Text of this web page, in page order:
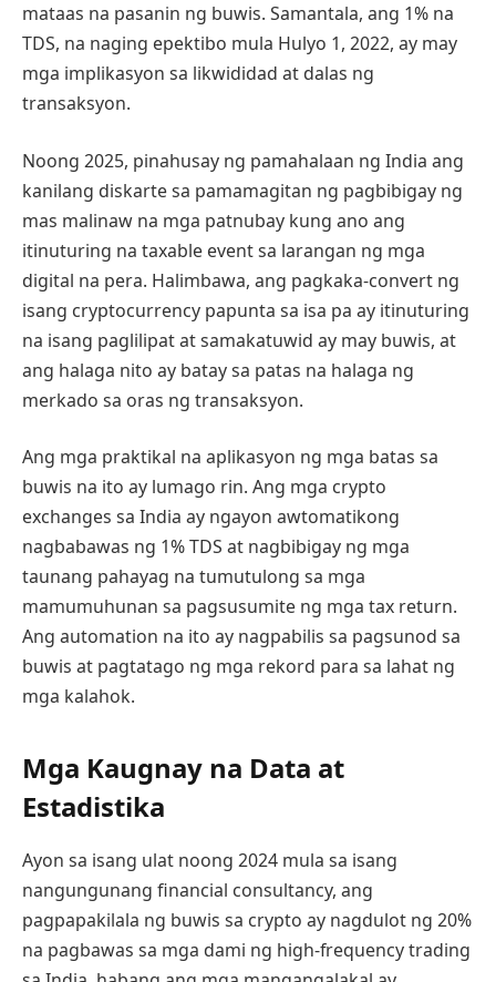
mataas na pasanin ng buwis. Samantala, ang 1% na
TDS, na naging epektibo mula Hulyo 1, 2022, ay may
mga implikasyon sa likwididad at dalas ng
transaksyon.
Noong 2025, pinahusay ng pamahalaan ng India ang
kanilang diskarte sa pamamagitan ng pagbibigay ng
mas malinaw na mga patnubay kung ano ang
itinuturing na taxable event sa larangan ng mga
digital na pera. Halimbawa, ang pagkaka-convert ng
isang cryptocurrency papunta sa isa pa ay itinuturing
na isang paglilipat at samakatuwid ay may buwis, at
ang halaga nito ay batay sa patas na halaga ng
merkado sa oras ng transaksyon.
Ang mga praktikal na aplikasyon ng mga batas sa
buwis na ito ay lumago rin. Ang mga crypto
exchanges sa India ay ngayon awtomatikong
nagbabawas ng 1% TDS at nagbibigay ng mga
taunang pahayag na tumutulong sa mga
mamumuhunan sa pagsusumite ng mga tax return.
Ang automation na ito ay nagpabilis sa pagsunod sa
buwis at pagtatago ng mga rekord para sa lahat ng
mga kalahok.
Mga Kaugnay na Data at
Estadistika
Ayon sa isang ulat noong 2024 mula sa isang
nangungunang financial consultancy, ang
pagpapakilala ng buwis sa crypto ay nagdulot ng 20%
na pagbawas sa mga dami ng high-frequency trading